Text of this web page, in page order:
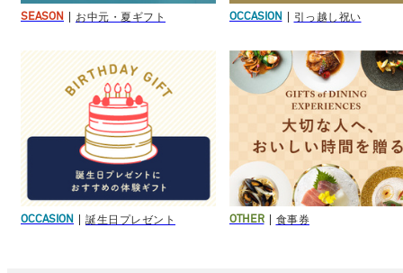
SEASON お中元・夏ギフト OCCASION 引っ越し祝い
OCCASION 誕生日プレゼント OTHER 食事券